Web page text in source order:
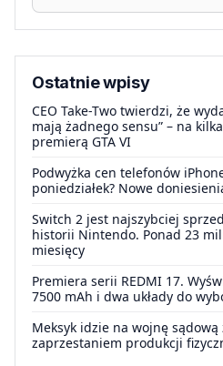
Ostatnie wpisy
CEO Take-Two twierdzi, że
mają żadnego sensu” – na
premierą GTA VI
Podwyżka cen telefonów
poniedziałek? Nowe
Switch 2 jest najszybciej
historii Nintendo. Ponad 23
miesięcy
Premiera serii REDMI 17.
7500 mAh i dwa układy do
Meksyk idzie na wojnę sądową
zaprzestaniem produkcji